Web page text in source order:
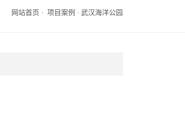
网站首页 项目案例 武汉海洋公园